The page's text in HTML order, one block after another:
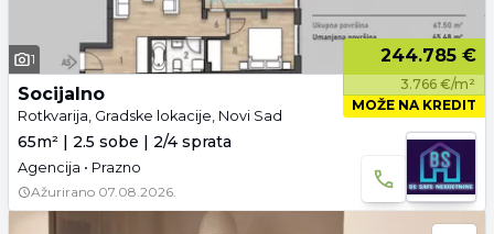
1 244.785 €
3.766 €/m²
MOŽE NA KREDIT
Socijalno
Rotkvarija, Gradske lokacije, Novi Sad
65m² | 2.5 sobe | 2/4 sprata
Agencija • Prazno
Ažurirano 07.08.2026.